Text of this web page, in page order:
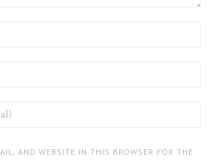
AND WEBSITE IN THIS BROWSER FOR THE